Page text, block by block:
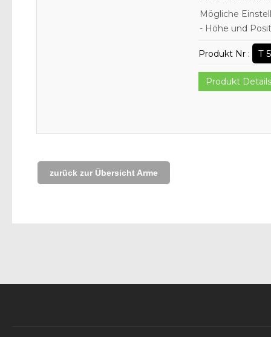
Mögliche
- Höhe und
Produkt Nr : T
Produkt
zurück zur Übersicht Arme